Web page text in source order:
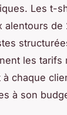
Les t-
alentours de
les tarifs
chaque
à son